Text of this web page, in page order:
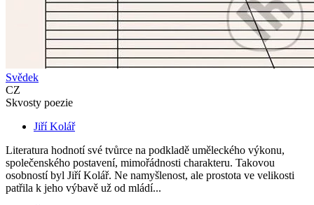
Svědek
CZ
Skvosty poezie
Jiří Kolář
Literatura hodnotí své tvůrce na podkladě uměleckého výkonu,
společenského postavení, mimořádnosti charakteru. Takovou
osobností byl Jiří Kolář. Ne namyšlenost, ale prostota ve velikosti
patřila k jeho výbavě už od mládí...